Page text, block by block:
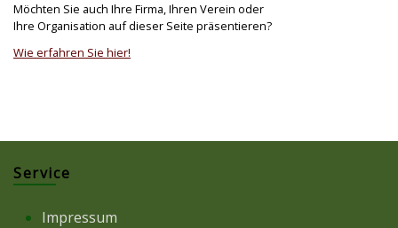
Möchten Sie auch Ihre Firma, Ihren Verein oder
Ihre Organisation auf dieser Seite präsentieren?
Wie erfahren Sie hier!
Service
Impressum